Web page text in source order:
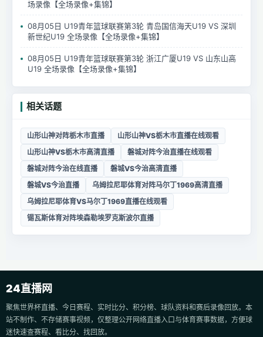
场录像【全场录像+集锦】
08月05日 U19青年篮球联赛第3轮 青岛国信海天U19 VS 深圳
新世纪U19 全场录像【全场录像+集锦】
08月05日 U19青年篮球联赛第3轮 浙江广厦U19 VS 山东山高
U19 全场录像【全场录像+集锦】
相关话题
山形山神对阵栃木市直播
山形山神VS栃木市直播在线观看
山形山神VS栃木市高清直播
磐城对阵今治直播在线观看
磐城对阵今治在线直播
磐城VS今治高清直播
磐城VS今治直播
乌姆拉尼耶体育对阵马尔丁1969高清直播
乌姆拉尼耶体育VS马尔丁1969直播在线观看
锡瓦斯体育对阵埃森勒埃罗克斯波尔直播
24直播网
聚焦世界杯直播、今日赛程、实时比分、积分榜、球队资料和赛后录像回放。本
站不制作、不存储赛事视频，仅整理公开网络直播入口与体育赛事数据，方便球
迷快速查赛程、看比分、找回放。